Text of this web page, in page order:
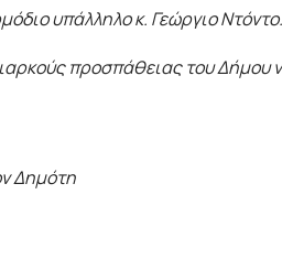
υπάλληλο κ. Γεώργιο Ντόντο.
προσπάθειας του Δήμου
Δημότη